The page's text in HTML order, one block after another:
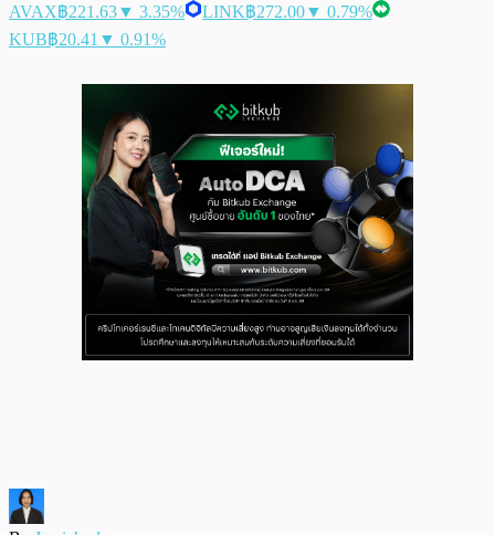
AVAX฿221.63▼ 3.35% LINK฿272.00▼ 0.79%
KUB฿20.41 ▼ 0.91%